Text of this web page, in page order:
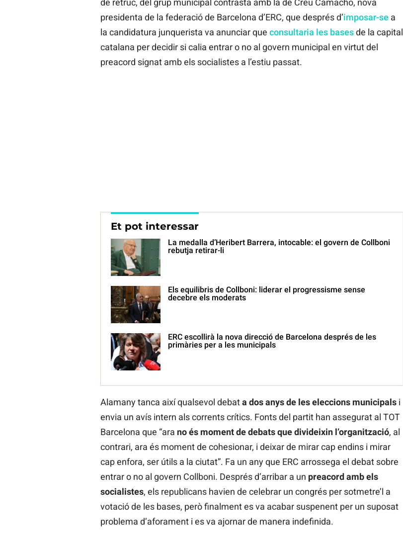
de retruc, del grup municipal contrasta amb la de Creu Camacho, nova
presidenta de la federació de Barcelona d’ERC, que després d’imposar-se a
la candidatura junquerista va anunciar que consultaria les basesde la capital
catalana per decidir si calia entrar o no al govern municipal en virtut del
preacord signat amb els socialistes a l’estiu passat.
Et pot interessar
La medalla d’Heribert Barrera, intocable: el govern de Collboni
rebutja retirar-li
Els equilibris de Collboni: liderar el progressisme sense
decebre els moderats
ERC escollirà la nova direcció de Barcelona després de les
primàries per a les municipals
Alamany tanca així qualsevol debata dos anys de les eleccions municipalsi
envia un avís intern als corrents crítics. Fonts del partit han assegurat al TOT
Barcelona que “ara no és moment de debats que divideixin l’organització, al
contrari, ara és moment de cohesionar, i deixar de mirar cap endins i mirar
cap enfora, ser útils a la ciutat”. Fa un any que ERC arrossega el debat sobre
entrar o no al govern Collboni. Després d’arribar a un preacord amb els
socialistes, els republicans havien de celebrar un congrés per sotmetre’l a
votació de les bases, però finalment es va acabar suspenent per un suposat
problema d’aforament i es va ajornar de manera indefinida.